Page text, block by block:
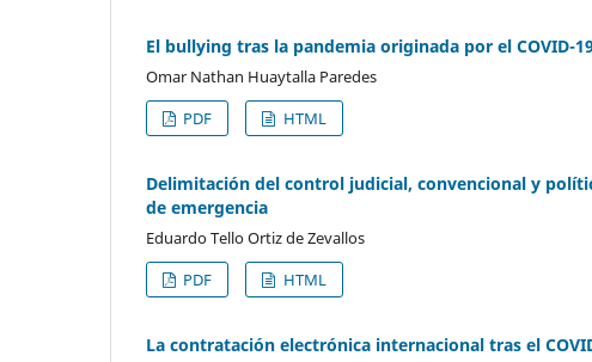
El bullying tras la pandemia originada por el COVID-
Omar Nathan Huaytalla Paredes
PDF
HTML
Delimitación del control judicial, convencional y
de emergencia
Eduardo Tello Ortiz de Zevallos
PDF
HTML
La contratación electrónica internacional tras el